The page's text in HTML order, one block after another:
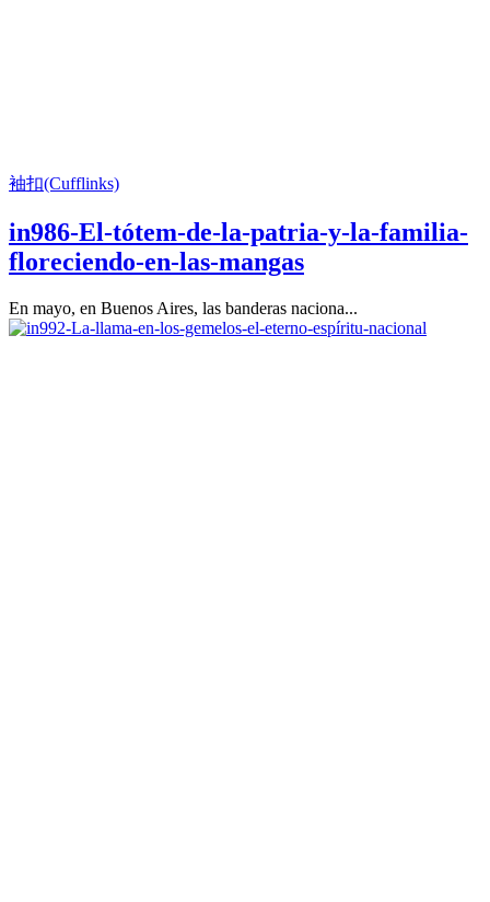
袖扣(Cufflinks)
in986-El-tótem-de-la-patria-y-la-familia-
floreciendo-en-las-mangas
En mayo, en Buenos Aires, las banderas naciona...